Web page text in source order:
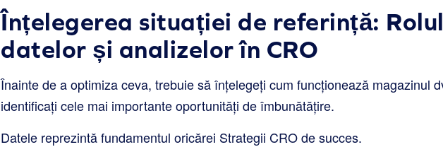
Înțelegerea situației de referință:
datelor și analizelor în CRO
Înainte de a optimiza ceva, trebuie să înțelegeți cum funcționează magazinul
identificați cele mai importante oportunități de îmbunătățire.
Datele reprezintă fundamentul oricărei Strategii CRO de succes.